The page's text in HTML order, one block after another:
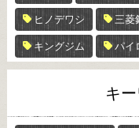
ヒノデワシ 三菱
キングジム パイ
キ